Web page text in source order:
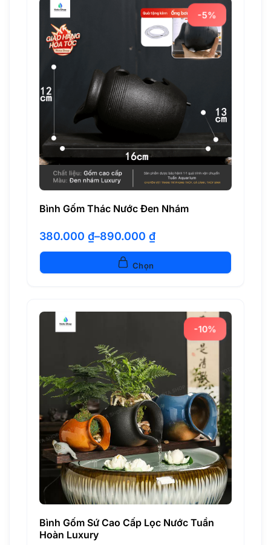
-5%
Bình Gốm Thác Nước Đen Nhám
380.000 ₫–890.000 ₫
Khoảng
giá:
từ
380.000 ₫ Chọn
-10%
Bình Gốm Sứ Cao Cấp Lọc Nước Tuần
Hoàn Luxury